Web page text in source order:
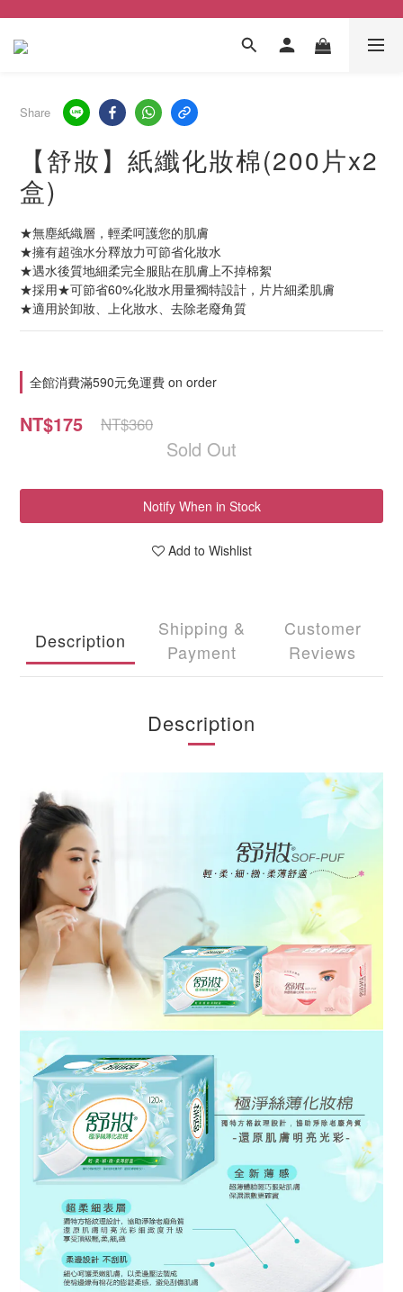
Share
【舒妝】紙纖化妝棉(200片x2
盒)
★無塵紙織層，輕柔呵護您的肌膚
★擁有超強水分釋放力可節省化妝水
★遇水後質地細柔完全服貼在肌膚上不掉棉絮
★採用★可節省60%化妝水用量獨特設計，片片細柔肌膚
★適用於卸妝、上化妝水、去除老廢角質
全館消費滿590元免運費 on order
NT$175 NT$360
Sold Out
Notify When in Stock
Add to Wishlist
Description
Shipping &
Payment
Customer
Reviews
Description